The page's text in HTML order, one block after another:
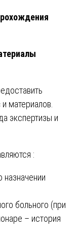
материалов.
экспертизы и
:
назначении
больного (при
– история